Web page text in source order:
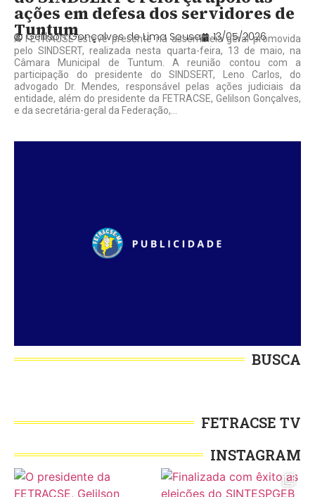
ações em defesa dos servidores de
Tuntum
Gelilson Gonçalves de Lima Sousa 13/05/2026
A FETRACSE esteve presente na assembleia geral promovida
pelo SINDSERT, realizada nesta quarta-feira, 13 de maio, na
Câmara Municipal de Tuntum. A reunião contou com a
participação do presidente do SINDSERT, Leno Carlos, do
advogado Dr. Mendes, responsável pelas ações judiciais da
entidade, além do presidente da FETRACSE, Gelilson Gonçalves,
e da secretária-geral da Federação,...
BUSCA
FETRACSE TV
INSTAGRAM